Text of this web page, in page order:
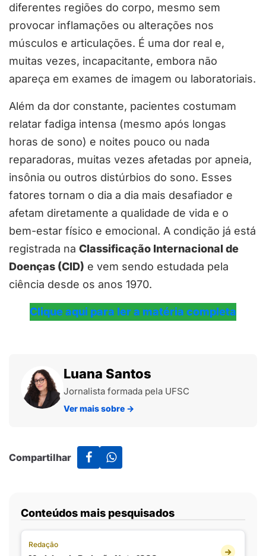
diferentes regiões do corpo, mesmo sem
provocar inflamações ou alterações nos
músculos e articulações. É uma dor real e,
muitas vezes, incapacitante, embora não
apareça em exames de imagem ou laboratoriais.
Além da dor constante, pacientes costumam
relatar fadiga intensa (mesmo após longas
horas de sono) e noites pouco ou nada
reparadoras, muitas vezes afetadas por apneia,
insônia ou outros distúrbios do sono. Esses
fatores tornam o dia a dia mais desafiador e
afetam diretamente a qualidade de vida e o
bem-estar físico e emocional. A condição já está
registrada na Classificação Internacional de
Doenças (CID) e vem sendo estudada pela
ciência desde os anos 1970.
Clique aqui para ler a matéria completa
Luana Santos
Jornalista formada pela UFSC
Ver mais sobre →
Compartilhar
Conteúdos mais pesquisados
Redação